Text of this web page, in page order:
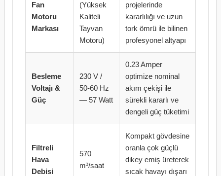
Fan
Motoru
Markası
(Yüksek
Kaliteli
Tayvan
Motoru)
projelerinde
kararlılığı ve uzun
tork ömrü ile bilinen
profesyonel altyapı
Besleme
Voltajı &
Güç
230 V /
50-60 Hz
— 57 Watt
0.23 Amper
optimize nominal
akım çekişi ile
sürekli kararlı ve
dengeli güç tüketimi
Filtreli
Hava
Debisi
570
m³/saat
Kompakt gövdesine
oranla çok güçlü
dikey emiş üreterek
sıcak havayı dışarı